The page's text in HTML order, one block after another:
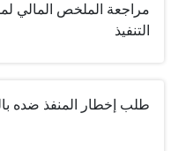
مراجعة الملخص المالي
التنفيذ
طلب إخطار المنفذ ضده